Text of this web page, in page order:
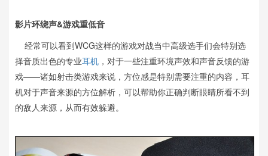
影片环绕声&游戏重低音
经常可以看到WCG这样的游戏对战当中高级选手们会特别选
择音质出色的专业耳机 ，对于一些注重环境声效和声音反馈的游
戏——诸如射击类游戏来说，方位感是特别需要注重的内容，耳
机对于声音来源的方位解析，可以帮助你正确判断眼睛所看不到
的敌人来源，从而有效躲避。